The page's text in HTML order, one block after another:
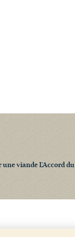
viande L'Accord